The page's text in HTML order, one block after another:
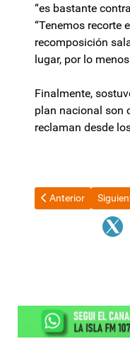
“es bastante
“Tenemos recorte
recomposición
lugar, por lo
Finalmente,
plan nacional son
reclaman desde
Artículo anterior:
Anterior